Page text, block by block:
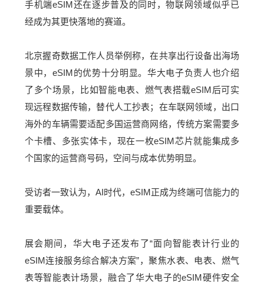
手机端eSIM还在逐步普及的同时，物联网领域似乎已
经成为其更快落地的赛道。
北京握奇数据工作人员举例称，在共享出行设备出海场
景中，eSIM的优势十分明显。华大电子负责人也介绍
了多个场景，比如智能电表、燃气表搭载eSIM后可实
现远程数据传输，替代人工抄表；在车联网领域，出口
海外的车辆需要适配多国运营商网络，传统方案需要多
个卡槽、多张实体卡，现在一枚eSIM芯片就能集成多
个国家的运营商号码，空间与成本优势明显。
受访者一致认为，AI时代，eSIM正成为终端可信能力的
重要载体。
展会期间，华大电子还发布了“面向智能表计行业的
eSIM连接服务综合解决方案”，聚焦水表、电表、燃气
表等智能表计场景，融合了华大电子的eSIM硬件安全